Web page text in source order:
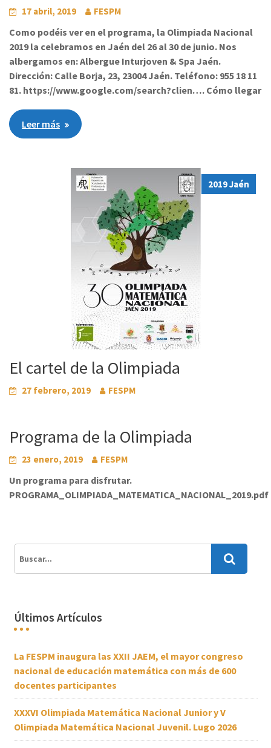
17 abril, 2019 FESPM
Como podéis ver en el programa, la Olimpiada Nacional
2019 la celebramos en Jaén del 26 al 30 de junio. Nos
albergamos en: Albergue Inturjoven & Spa Jaén.
Dirección: Calle Borja, 23, 23004 Jaén. Teléfono: 955 18 11
81. https://www.google.com/search?clien…. Cómo llegar
Leer más
2019 Jaén
El cartel de la Olimpiada
27 febrero, 2019 FESPM
Programa de la Olimpiada
23 enero, 2019 FESPM
Un programa para disfrutar.
PROGRAMA_OLIMPIADA_MATEMATICA_NACIONAL_2019.pdf
Últimos Artículos
La FESPM inaugura las XXII JAEM, el mayor congreso
nacional de educación matemática con más de 600
docentes participantes
XXXVI Olimpiada Matemática Nacional Junior y V
Olimpiada Matemática Nacional Juvenil. Lugo 2026